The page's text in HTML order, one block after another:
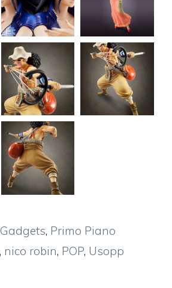
Gadgets, Primo Piano
, nico robin, POP, Usopp